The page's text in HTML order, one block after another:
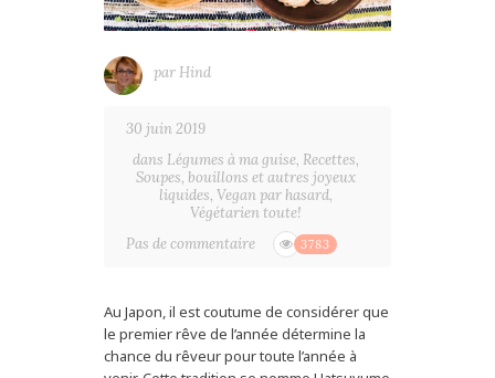
par Hind
30 juin 2019
dans Légumes à ma guise, Recettes,
Soupes, bouillons et autres joyeux
liquides, Vegan par hasard,
Végétarien toute!
Pas de commentaire
3783
Au Japon, il est coutume de considérer que
le premier rêve de l’année détermine la
chance du rêveur pour toute l’année à